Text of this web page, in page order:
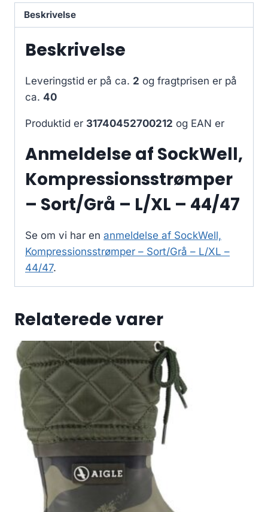
Beskrivelse
Beskrivelse
Leveringstid er på ca. 2 og fragtprisen er på
ca. 40
Produktid er 31740452700212 og EAN er
Anmeldelse af SockWell,
Kompressionsstrømper
– Sort/Grå – L/XL – 44/47
Se om vi har en anmeldelse af SockWell,
Kompressionsstrømper – Sort/Grå – L/XL –
44/47.
Relaterede varer